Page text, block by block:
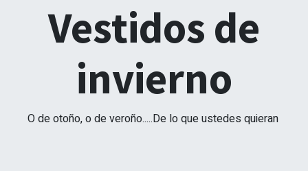
Vestidos de
invierno
O de otoño, o de veroño.....De lo que ustedes quieran